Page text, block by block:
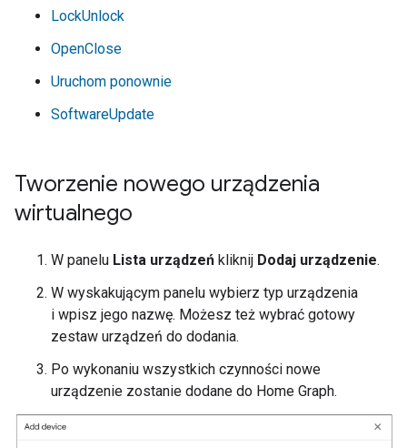
LockUnlock
OpenClose
Uruchom ponownie
SoftwareUpdate
Tworzenie nowego urządzenia
wirtualnego
W panelu Lista urządzeń kliknij Dodaj urządzenie.
W wyskakującym panelu wybierz typ urządzenia
i wpisz jego nazwę. Możesz też wybrać gotowy
zestaw urządzeń do dodania.
Po wykonaniu wszystkich czynności nowe
urządzenie zostanie dodane do Home Graph.